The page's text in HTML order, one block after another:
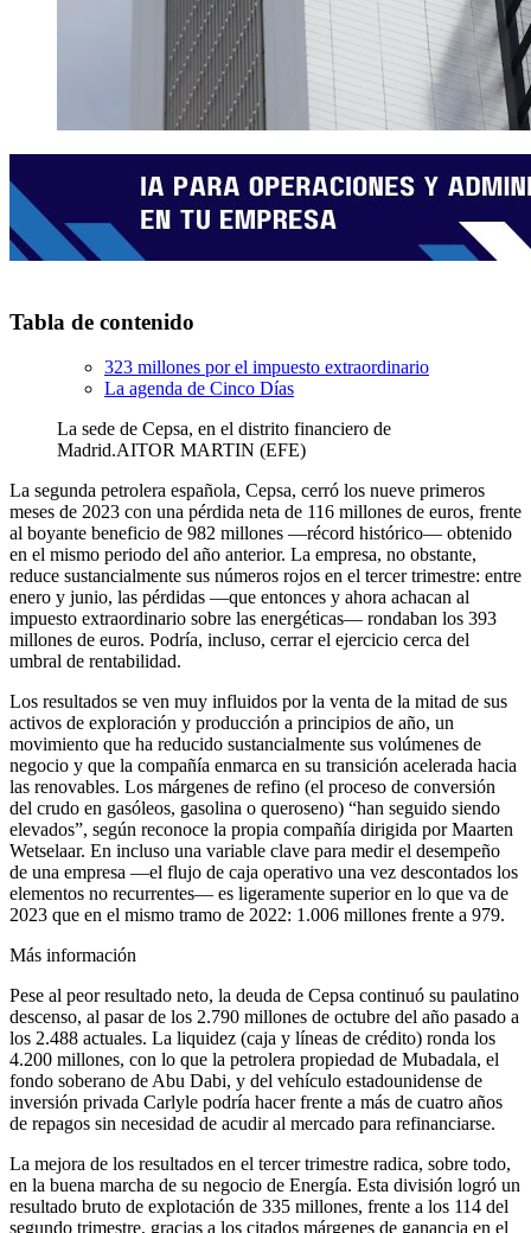
Tabla de contenido
323 millones por el impuesto extraordinario
La agenda de Cinco Días
La sede de Cepsa, en el distrito financiero de
Madrid.AITOR MARTIN (EFE)
La segunda petrolera española, Cepsa, cerró los nueve primeros
meses de 2023 con una pérdida neta de 116 millones de euros, frente
al boyante beneficio de 982 millones —récord histórico— obtenido
en el mismo periodo del año anterior. La empresa, no obstante,
reduce sustancialmente sus números rojos en el tercer trimestre: entre
enero y junio, las pérdidas —que entonces y ahora achacan al
impuesto extraordinario sobre las energéticas— rondaban los 393
millones de euros. Podría, incluso, cerrar el ejercicio cerca del
umbral de rentabilidad.
Los resultados se ven muy influidos por la venta de la mitad de sus
activos de exploración y producción a principios de año, un
movimiento que ha reducido sustancialmente sus volúmenes de
negocio y que la compañía enmarca en su transición acelerada hacia
las renovables. Los márgenes de refino (el proceso de conversión
del crudo en gasóleos, gasolina o queroseno) “han seguido siendo
elevados”, según reconoce la propia compañía dirigida por Maarten
Wetselaar. En incluso una variable clave para medir el desempeño
de una empresa —el flujo de caja operativo una vez descontados los
elementos no recurrentes— es ligeramente superior en lo que va de
2023 que en el mismo tramo de 2022: 1.006 millones frente a 979.
Más información
Pese al peor resultado neto, la deuda de Cepsa continuó su paulatino
descenso, al pasar de los 2.790 millones de octubre del año pasado a
los 2.488 actuales. La liquidez (caja y líneas de crédito) ronda los
4.200 millones, con lo que la petrolera propiedad de Mubadala, el
fondo soberano de Abu Dabi, y del vehículo estadounidense de
inversión privada Carlyle podría hacer frente a más de cuatro años
de repagos sin necesidad de acudir al mercado para refinanciarse.
La mejora de los resultados en el tercer trimestre radica, sobre todo,
en la buena marcha de su negocio de Energía. Esta división logró un
resultado bruto de explotación de 335 millones, frente a los 114 del
segundo trimestre, gracias a los citados márgenes de ganancia en el